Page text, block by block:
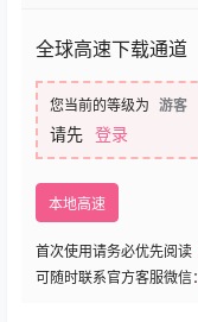
全球高速下载通道
您当前的等级为 游客
请先 登录
本地高速
首次使用请务必优先阅读
可随时联系官方客服微信：